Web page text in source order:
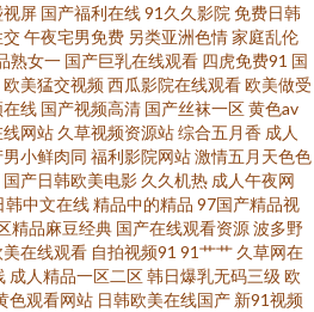
成人卡一 久久国产精品黄毛片 国产精品a久
禁色色网站 九九青青草国内 国产精品久久
片下 中文字幕日韩在 91国产专区 91JK黑丝
色免费网站 日韩激情网页 久久五月天丁香网
综合网 成人免费私人影院av 91网页直接看
屏 国产福利在线91久久影院 免费日韩
交午夜宅男免费 另类亚洲色情家庭乱伦
熟女一 国产巨乳在线观看 四虎免费91 国
欧美猛交视频西瓜影院在线观看欧美做受
在线 国产视频高清 国产丝袜一区黄色av
网站 久草视频资源站综合五月香 成人
男小鲜肉同 福利影院网站激情五月天色色
国产日韩欧美电影 久久机热 成人午夜网
韩中文在线精品中的精品 97国产精品视
精品麻豆经典 国产在线观看资源波多野
在线观看 自拍视频91 91艹艹 久草网在
成人精品一区二区韩日爆乳无码三级 欧
色观看网站 日韩欧美在线国产 新91视频